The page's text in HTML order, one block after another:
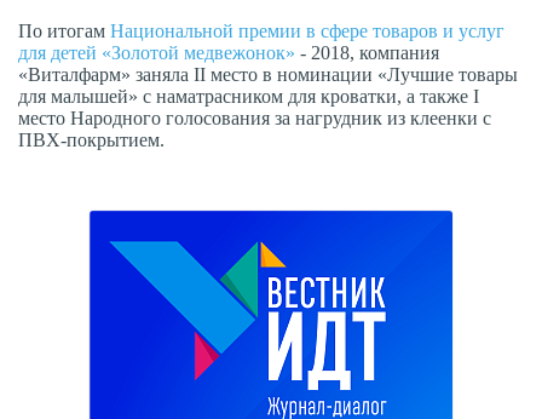
По итогам Национальной премии в сфере товаров и услуг
для детей «Золотой медвежонок» - 2018, компания
«Виталфарм» заняла II место в номинации «Лучшие товары
для малышей» с наматрасником для кроватки, а также I
место Народного голосования за нагрудник из клеенки с
ПВХ-покрытием.